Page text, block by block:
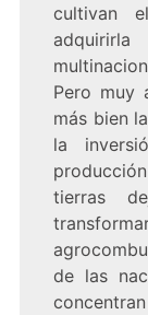
cultivan
Pero muy
más bien
la
tierras
de las